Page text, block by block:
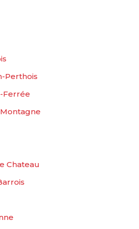
Perthois
Ferrée
Chateau